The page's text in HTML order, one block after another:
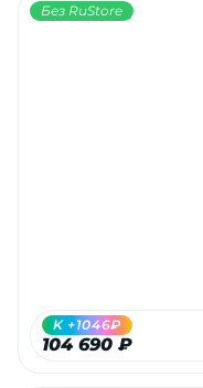
Без RuStore
104 690 ₽
K +1046₽